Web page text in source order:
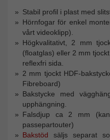
Stabil profil i plast med
Hörnfogar för enkel
vårt videoklipp).
Högkvalitativt, 2 mm
(floatglas) eller 2 mm
reflexfri sida.
2 mm tjockt HDF-
Fibreboard)
Bakstycke med
upphängning.
Falsdjup ca 2 mm
passepartouter)
Bakstöd säljs separat